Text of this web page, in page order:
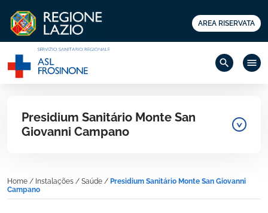
AREA RISERVATA
search menu
Presidium Sanitário Monte San
Giovanni Campano
Home / Instalações / Saúde / Presidium Sanitário Monte San Giovanni
Campano